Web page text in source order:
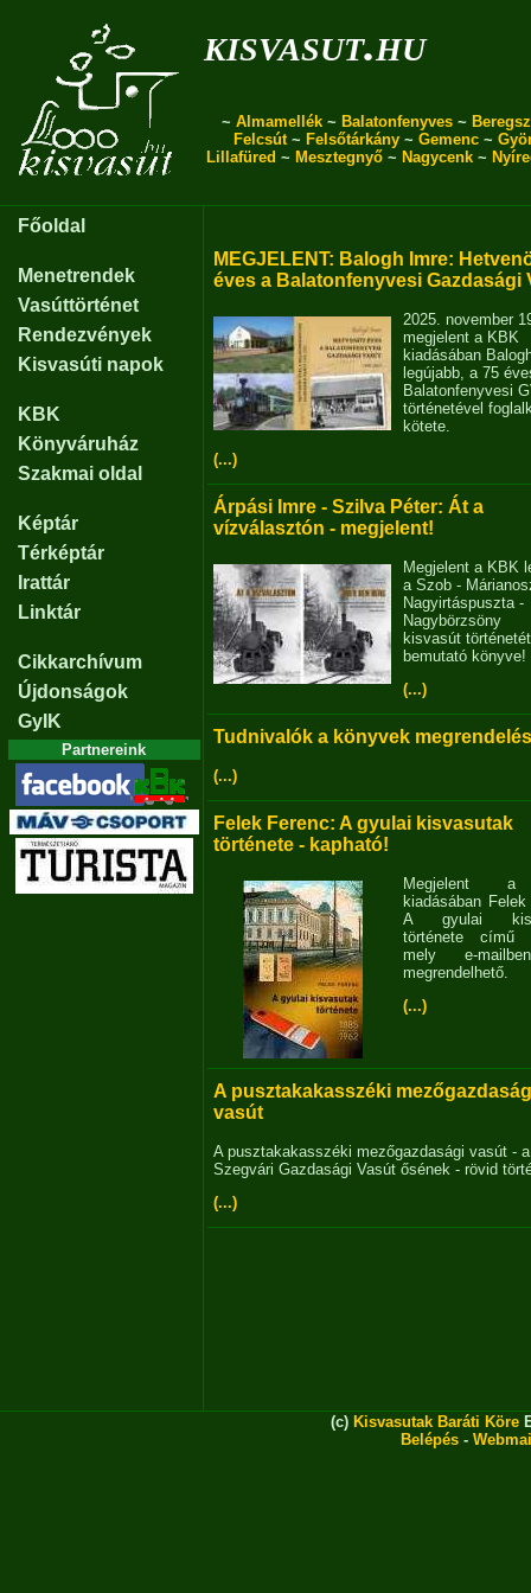
kisvasut.hu
~ Almamellék ~ Balatonfenyves ~
Felcsút~ Felsőtárkány ~ Gemenc ~
Lillafüred ~ Mesztegnyő ~ Nagycenk ~
Főoldal
Menetrendek
Vasúttörténet
Rendezvények
Kisvasúti napok
KBK
Könyváruház
Szakmai oldal
Képtár
Térképtár
Irattár
Linktár
Cikkarchívum
Újdonságok
GyIK
Partnereink
MEGJELENT: Balogh Imre:
éves a Balatonfenyvesi Gazdasági
2025. november
megjelent a KBK
kiadásában
legújabb, a 75
Balatonfenyvesi
történetével
kötete.
(...)
Árpási Imre - Szilva Péter: Át a
vízválasztón - megjelent!
Megjelent a KBK
a Szob -
Nagyirtáspuszta -
Nagybörzsöny
kisvasút történetét
bemutató könyve!
(...)
Tudnivalók a könyvek
(...)
Felek Ferenc: A gyulai kisvasutak
története - kapható!
Megjelent
kiadásában
A gyulai
története című
mely e-
megrendelhető.
(...)
A pusztakakasszéki
vasút
A pusztakakasszéki mezőgazdasági vasút - a
Szegvári Gazdasági Vasút ősének - rövid
(...)
(c) Kisvasutak Baráti Köre
Belépés -